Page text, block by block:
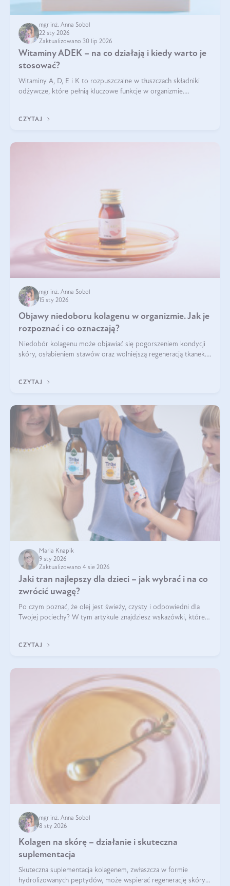
mgr inż. Anna Sobol
22 sty 2026
Zaktualizowano 30 lip 2026
Witaminy ADEK – na co działają i kiedy warto je
stosować?
Witaminy A, D, E i K to rozpuszczalne w tłuszczach składniki
odżywcze, które pełnią kluczowe funkcje w organizmie.
CZYTAJ
mgr inż. Anna Sobol
15 sty 2026
Objawy niedoboru kolagenu w organizmie. Jak je
rozpoznać i co oznaczają?
Niedobór kolagenu może objawiać się pogorszeniem kondycji
skóry, osłabieniem stawów oraz wolniejszą regeneracją tkanek.
osłabienie włosów.
CZYTAJ
Maria Knapik
9 sty 2026
Zaktualizowano 4 sie 2026
Jaki tran najlepszy dla dzieci – jak wybrać i na co
zwrócić uwagę?
Po czym poznać, że olej jest świeży, czysty i odpowiedni dla
Twojej pociechy? W tym artykule znajdziesz wskazówki, które
CZYTAJ
mgr inż. Anna Sobol
8 sty 2026
Kolagen na skórę – działanie i skuteczna
suplementacja
Skuteczna suplementacja kolagenem, zwłaszcza w formie
hydrolizowanych peptydów, może wspierać regenerację skóry i